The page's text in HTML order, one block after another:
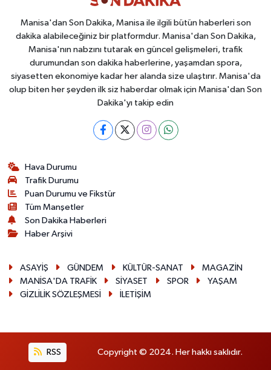
Manisa'dan Son Dakika, Manisa ile ilgili bütün haberleri son
dakika alabileceğiniz bir platformdur. Manisa'dan Son Dakika,
Manisa'nın nabzını tutarak en güncel gelişmeleri, trafik
durumundan son dakika haberlerine, yaşamdan spora,
siyasetten ekonomiye kadar her alanda size ulaştırır. Manisa'da
olup biten her şeyden ilk siz haberdar olmak için Manisa'dan Son
Dakika'yı takip edin
Hava Durumu
Trafik Durumu
Puan Durumu ve Fikstür
Tüm Manşetler
Son Dakika Haberleri
Haber Arşivi
ASAYİŞ GÜNDEM KÜLTÜR-SANAT
MAGAZİN
MANİSA'DA TRAFİK
SİYASET SPOR
YAŞAM
GİZLİLİK SÖZLEŞMESİ
İLETİŞİM
RSS Copyright © 2024. Her hakkı saklıdır.